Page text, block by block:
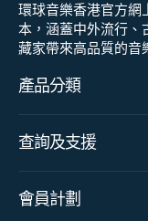
環球音樂香港官方網
本，涵蓋中外流行、
藏家帶來高品質的音
產品分類
查詢及支援
會員計劃